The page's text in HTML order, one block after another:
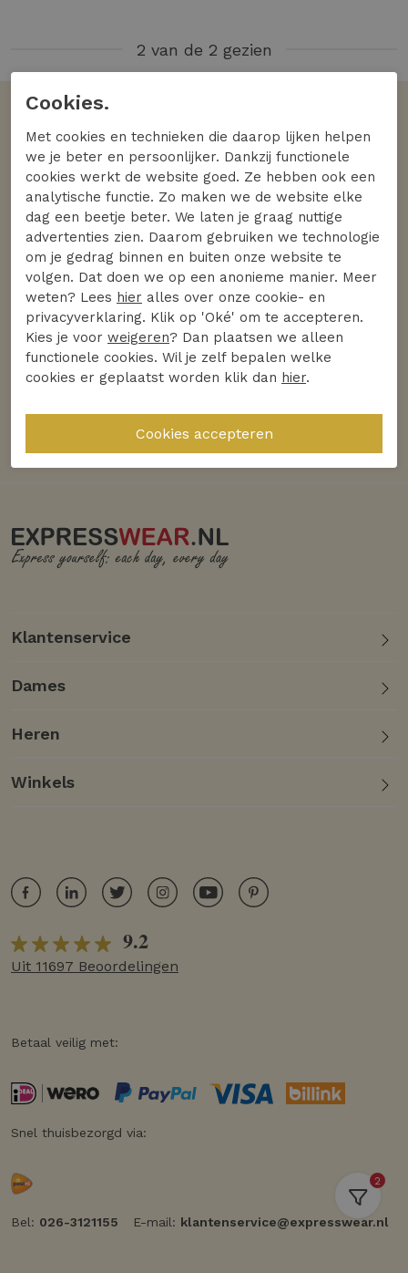
2 van de 2 gezien
Volgens jullie
De favoriete merken
Bekijk alle merken
DSTREZZED PME Legend
2
Klantenservice
Dames
Heren
Winkels
9.2
Uit 11697 Beoordelingen
Betaal veilig met:
Snel thuisbezorgd via:
Bel: 026-3121155 E-mail: klantenservice@expresswear.nl
Cookies.
Met cookies en technieken die daarop lijken helpen
we je beter en persoonlijker. Dankzij functionele
cookies werkt de website goed. Ze hebben ook een
analytische functie. Zo maken we de website elke
dag een beetje beter. We laten je graag nuttige
advertenties zien. Daarom gebruiken we technologie
om je gedrag binnen en buiten onze website te
volgen. Dat doen we op een anonieme manier. Meer
weten? Lees hier alles over onze cookie- en
privacyverklaring. Klik op 'Oké' om te accepteren.
Kies je voor weigeren? Dan plaatsen we alleen
functionele cookies. Wil je zelf bepalen welke
cookies er geplaatst worden klik dan hier.